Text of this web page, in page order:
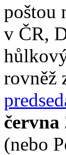
poštou
v ČR,
rovněž
června
(nebo